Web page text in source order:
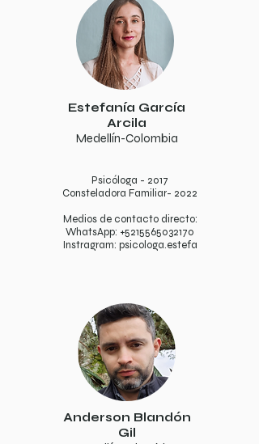
Estefanía García
Arcila
Medellín-Colombia
Psicóloga - 2017
Consteladora Familiar- 2022
Medios de contacto directo:
WhatsApp: +5215565032170
Instragram: psicologa.estefa
Anderson Blandón
Gil